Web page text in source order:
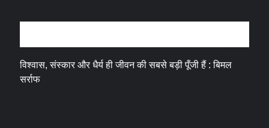
विश्वास, संस्कार और धैर्य ही जीवन की सबसे बड़ी पूँजी हैं : बिमल
सर्राफ